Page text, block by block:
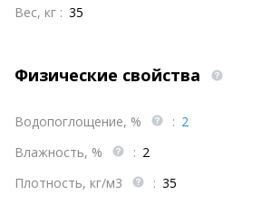
Вес, кг : 35
Физические свойства
Водопоглощение, % : 2
Влажность, %
: 2
Плотность, кг/м3
: 35